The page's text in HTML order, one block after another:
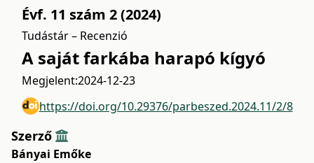
Évf. 11 szám 2 (2024)
Tudástár – Recenzió
A saját farkába harapó kígyó
Megjelent:2024-12-23
https://doi.org/10.29376/parbeszed.2024.11/2/8
Szerző
Bányai Emőke